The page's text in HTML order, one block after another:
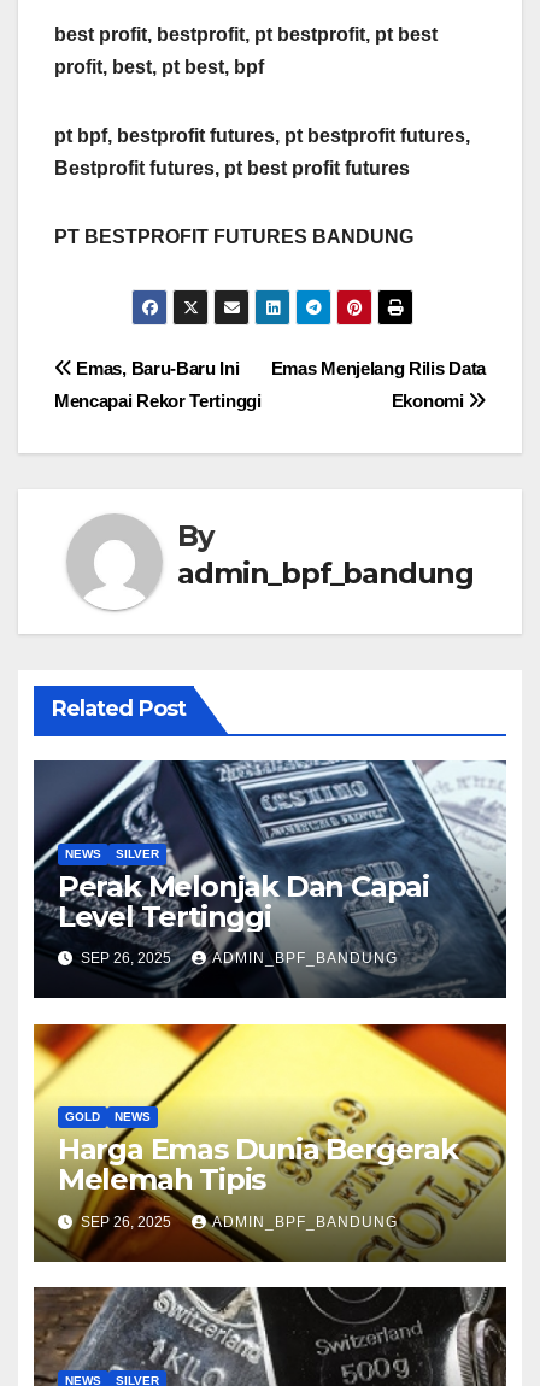
best profit, bestprofit, pt bestprofit, pt best
profit, best, pt best, bpf
pt bpf, bestprofit futures, pt bestprofit futures,
Bestprofit futures, pt best profit futures
PT BESTPROFIT FUTURES BANDUNG
Post
navigation
Emas Menjelang Rilis Data
Ekonomi
Emas, Baru-Baru Ini
Mencapai Rekor Tertinggi
By
admin_bpf_bandung
Related Post
NEWS SILVER
Perak Melonjak Dan Capai
Level Tertinggi
SEP 26, 2025 ADMIN_BPF_BANDUNG
GOLD NEWS
Harga Emas Dunia Bergerak
Melemah Tipis
SEP 26, 2025 ADMIN_BPF_BANDUNG
NEWS SILVER